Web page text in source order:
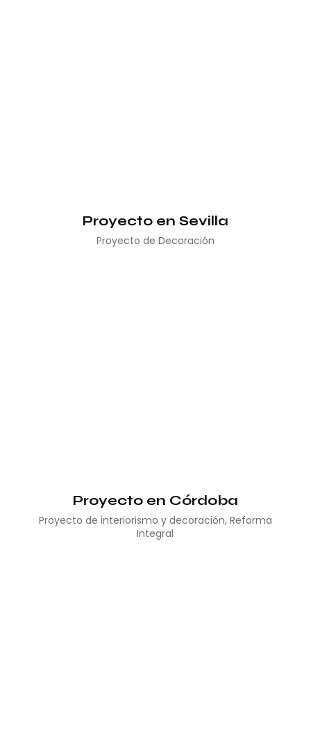
Proyecto en Sevilla
Proyecto de Decoración
Proyecto en Córdoba
Proyecto de interiorismo y decoración, Reforma
Integral